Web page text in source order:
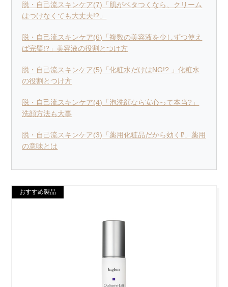
脱・自己流スキンケア(7)「肌がベタつくなら、クリーム
はつけなくても大丈夫!?」
脱・自己流スキンケア(6)「複数の美容液を少しずつ使え
ば完璧!?」美容液の役割とつけ方
脱・自己流スキンケア(5)「化粧水だけはNG!? 」化粧水
の役割とつけ方
脱・自己流スキンケア(4)「泡洗顔なら安心って本当?」
洗顔方法も大事
脱・自己流スキンケア(3)「薬用化粧品だから効く⁉︎」薬用
の意味とは
おすすめ製品